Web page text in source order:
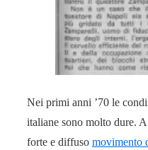
Nei primi anni ’70 le
italiane sono molto dure.
forte e diffuso movimento